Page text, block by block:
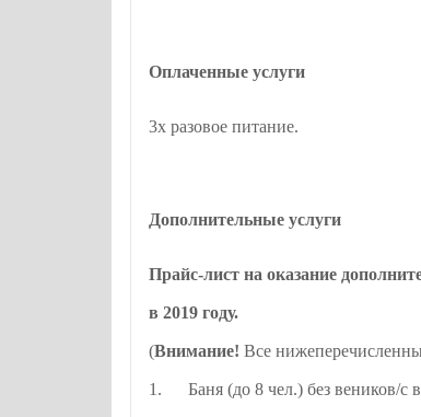
Оплаченные услуги
3х разовое питание.
Дополнительные услуги
Прайс-лист на оказание
в 2019 году.
(Внимание! Все
1. Баня (до 8 чел.) без